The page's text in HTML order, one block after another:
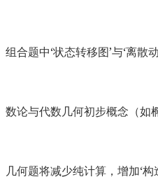
组合题中‘状态转移图’与‘离
数论与代数几何初步概念（如
几何题将减少纯计算，增加‘